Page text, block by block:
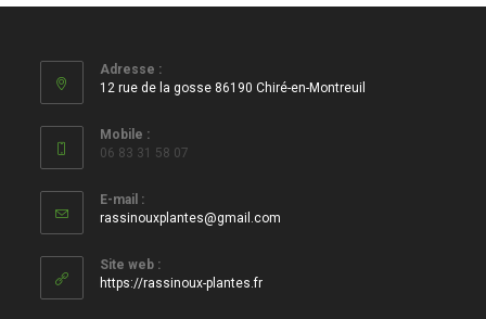
Adresse :
12 rue de la gosse 86190 Chiré-en-Montreuil
Mobile :
06 83 31 58 07
E-mail :
rassinouxplantes@gmail.com
Site web :
https://rassinoux-plantes.fr